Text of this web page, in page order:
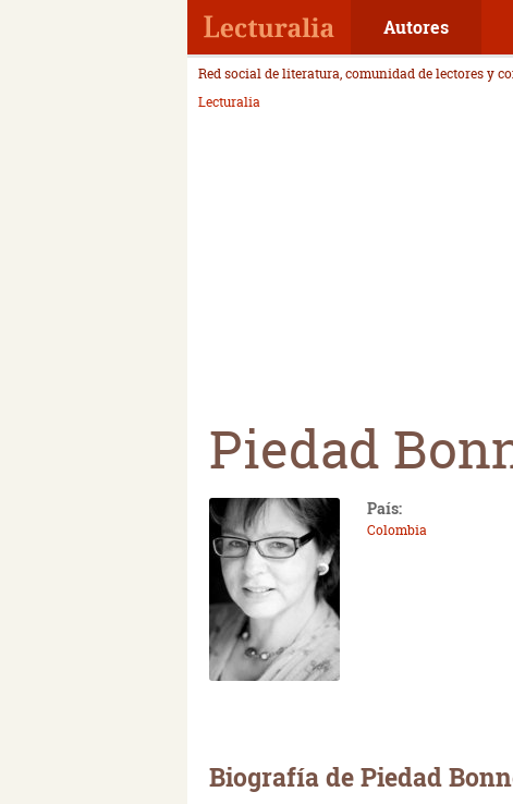
Autores
Red social de literatura, comunidad de lectores y
Lecturalia
Piedad
País:
Colombia
Biografía de Piedad